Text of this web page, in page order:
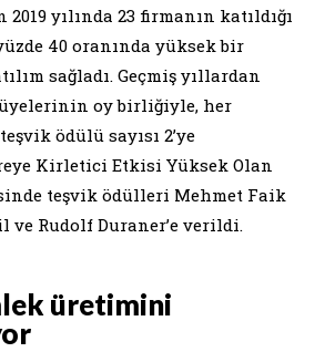
yılında 23 firmanın katıldığı
40 oranında yüksek bir
sağladı. Geçmiş yıllardan
oy birliğiyle, her
ödülü sayısı 2’ye
Kirletici Etkisi Yüksek Olan
teşvik ödülleri Mehmet Faik
ve Rudolf Duraner’e verildi.
üretimini